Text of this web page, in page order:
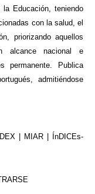
Educación, teniendo
con la salud, el
priorizando aquellos
alcance nacional e
permanente. Publica
admitiéndose
| MIAR | ÍnDICEs-